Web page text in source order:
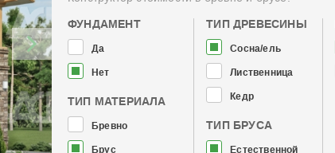
ФУНДАМЕНТ
Да
Нет
ТИП МАТЕРИАЛА
Бревно
Брус
ТИП ДРЕВЕСИНЫ
Сосна/ель
Лиственница
Кедр
ТИП БРУСА
Естественной